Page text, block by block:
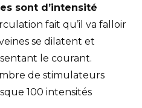
sont d’intensité
fait qu’il va falloir
se dilatent et
le courant.
de stimulateurs
100 intensités